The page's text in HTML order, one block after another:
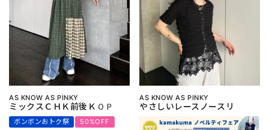
AS KNOW AS PINKY
ミックスＣＨＫ前後ＫＯＰ
ボンボンおトク祭
50%OFF
AS KNOW AS PINKY
やさしいレースノースリ